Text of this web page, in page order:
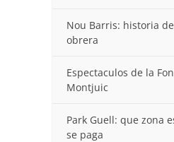
Nou Barris: historia
obrera
Espectaculos de la
Montjuic
Park Guell: que zona
se paga